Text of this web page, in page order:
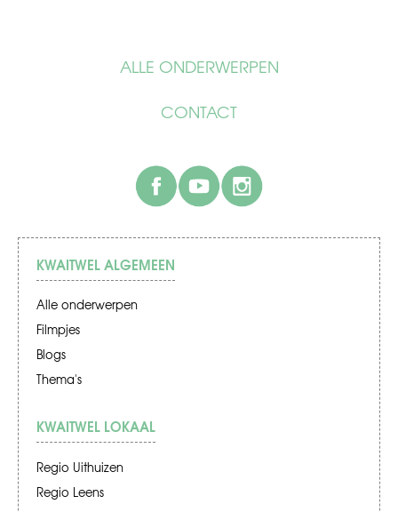
ALLE ONDERWERPEN
CONTACT
facebook
KWAITWEL ALGEMEEN
Alle onderwerpen
Filmpjes
Blogs
Thema's
KWAITWEL LOKAAL
Regio Uithuizen
Regio Leens